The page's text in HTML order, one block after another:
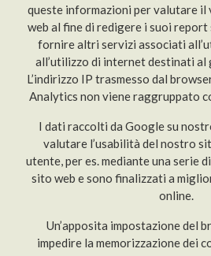
queste informazioni per valutare
web al fine di redigere i suoi
fornire altri servizi associati
all’utilizzo di internet destinati al
L’indirizzo IP trasmesso dal
Analytics non viene raggruppato
I dati raccolti da Google su
valutare l’usabilità del nostro
utente, per es. mediante una serie
sito web e sono finalizzati a
online.
Un’apposita impostazione del
impedire la memorizzazione dei